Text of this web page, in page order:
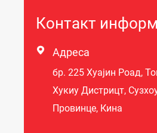
Контакт
 Адреса
бр. 225 Хуајин Роад,
Хукиу Дистрицт,
Провинце, Кина